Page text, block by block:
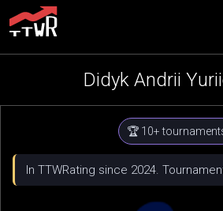
Didyk Andrii
🏆 10+
In TTWRating since 2024.